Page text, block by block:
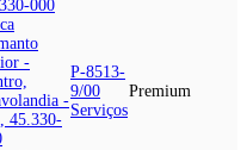
000
-
-
45.330-
P-8513-
9/00
Serviços
Premium